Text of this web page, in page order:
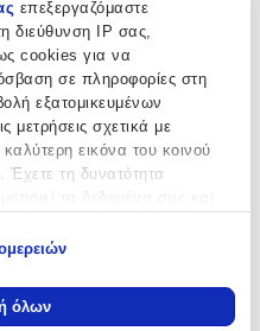
επεξεργαζόμαστε
διεύθυνση IP σας,
cookies για να
σε πληροφορίες στη
εξατομικευμένων
μετρήσεις σχετικά με
εικόνα του κοινού
τη δυνατότητα
σχετικά με τη γεωγραφική
να είναι ακριβείς σε
όλων